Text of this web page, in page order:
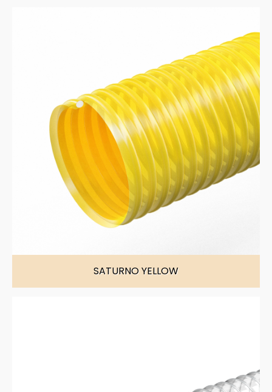
SATURNO YELLOW